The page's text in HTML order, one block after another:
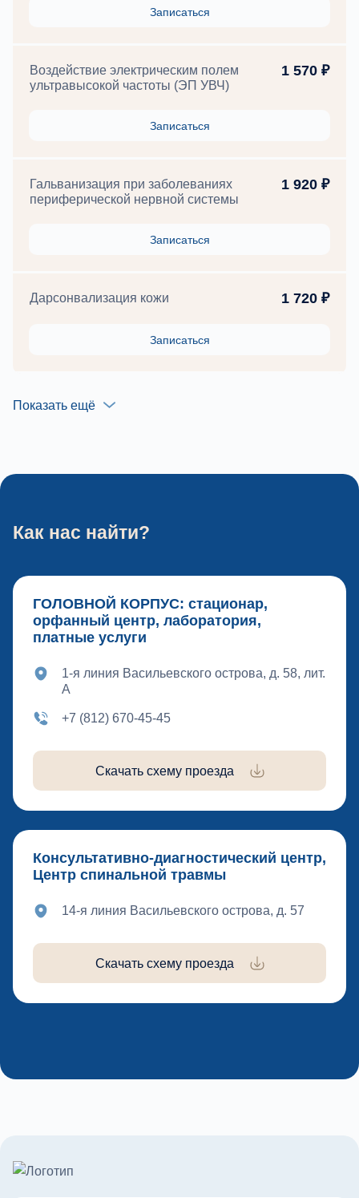
Записаться
Воздействие электрическим полем
ультравысокой частоты (ЭП УВЧ)
1 570 ₽
Записаться
Гальванизация при заболеваниях
периферической нервной системы
1 920 ₽
Записаться
Дарсонвализация кожи 1 720 ₽
Записаться
Показать ещё
Как нас найти?
ГОЛОВНОЙ КОРПУС: стационар,
орфанный центр, лаборатория,
платные услуги
1-я линия Васильевского острова, д. 58, лит.
А
+7 (812) 670-45-45
Скачать схему проезда
Консультативно-диагностический центр,
Центр спинальной травмы
14-я линия Васильевского острова, д. 57
Скачать схему проезда